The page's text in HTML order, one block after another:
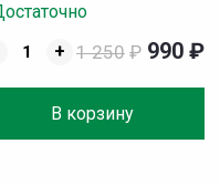
+
В корзину
1 250 ₽ 990 ₽